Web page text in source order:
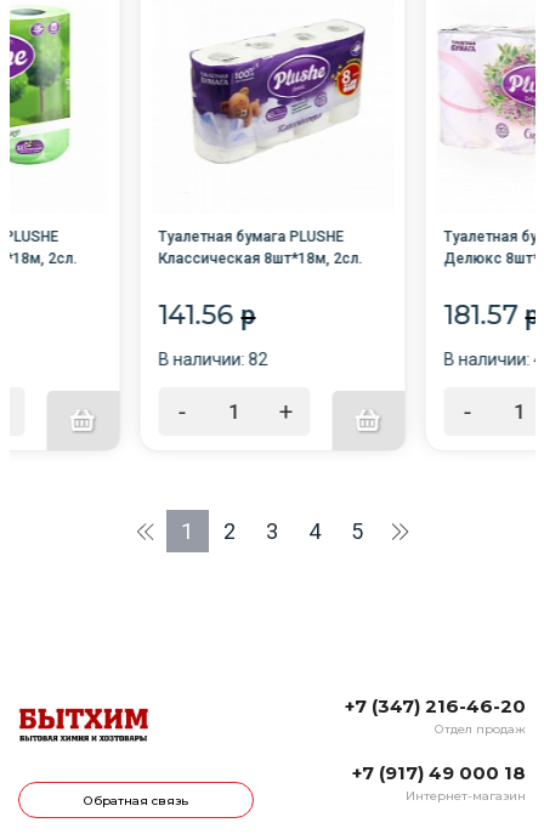
2сл.
Туалетная бумага PLUSHE
Классическая 8шт*18м, 2сл.
141.56 p
В наличии: 82
- +
Туалетная
Делюкс
181.57 p
В наличии:
-
1 2 3 4 5
Обратная связь
+7 (347) 216-46-20
Отдел продаж
+7 (917) 49 000 18
Интернет-магазин